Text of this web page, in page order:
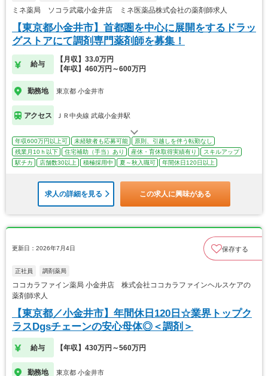
ミネ薬局 ソコラ武蔵小金井店 ミネ医薬品株式会社の薬剤師求人
【東京都小金井市】首都圏を中心に展開をするドラッ
グストアにて調剤専門薬剤師を募集！
給与
【月収】33.0万円
【年収】460万円～600万円
勤務地 東京都 小金井市
アクセス ＪＲ中央線 武蔵小金井駅
年収600万円以上可 未経験者も応募可能
原則、引越しを伴う転勤なし
残業月10ｈ以下
住宅補助（手当）あり 産休・育休取得実績有り
スキルアップ
駅チカ
店舗数30以上 積極採用中 夏～秋入職可 年間休日120日以上
求人の詳細を見る この求人に興味がある
更新日：2026年7月4日 保存する
正社員 調剤薬局
ココカラファイン薬局 小金井店 株式会社ココカラファインヘルスケアの
薬剤師求人
【東京都／小金井市】年間休日120日☆業界トップク
ラスDgsチェーンの安心母体◎＜調剤＞
給与 【年収】430万円～560万円
勤務地 東京都 小金井市